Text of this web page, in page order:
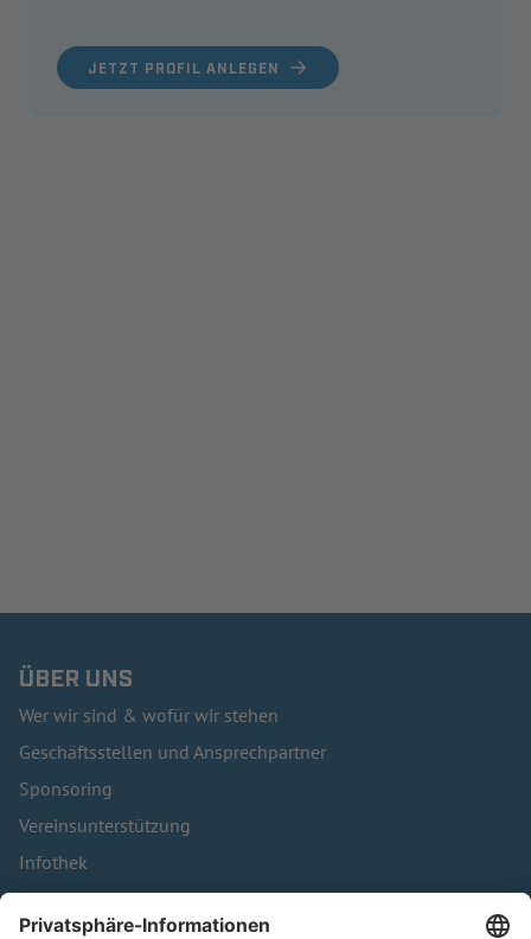
JETZT PROFIL ANLEGEN
ÜBER UNS
Wer wir sind & wofür wir stehen
Geschäftsstellen und Ansprechpartner
Sponsoring
Vereinsunterstützung
Infothek
Kontakt